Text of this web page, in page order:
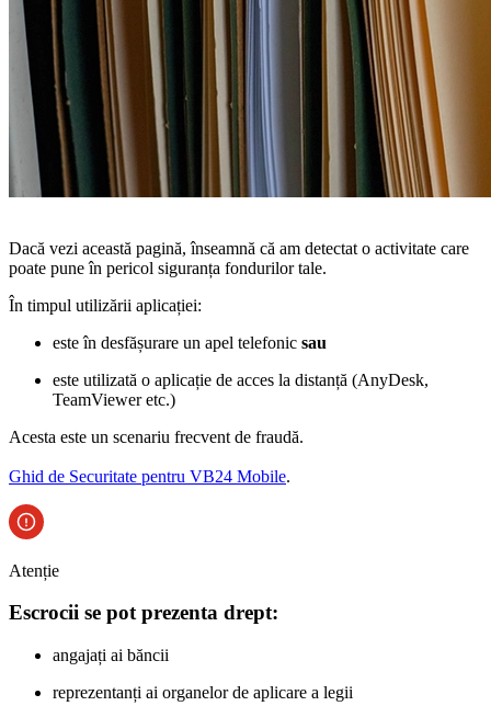
Dacă vezi această pagină, înseamnă că am detectat o activitate care
poate pune în pericol siguranța fondurilor tale.
În timpul utilizării aplicației:
este în desfășurare un apel telefonic sau
este utilizată o aplicație de acces la distanță (AnyDesk,
TeamViewer etc.)
Acesta este un scenariu frecvent de fraudă.
Ghid de Securitate pentru VB24 Mobile.
Atenție
Escrocii se pot prezenta drept:
angajați ai băncii
reprezentanți ai organelor de aplicare a legii